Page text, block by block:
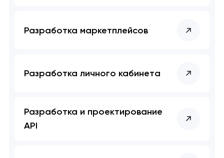
Разработка маркетплейсов
Разработка личного кабинета
Разработка и проектирование
API